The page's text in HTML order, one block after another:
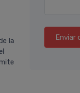
la
Enviar